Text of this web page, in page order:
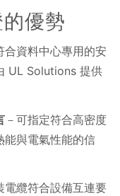
優勢
合資料中心專用的安
UL Solutions 提供
－可指定符合高密度
能與電氣性能的信
電纜符合設備互連要